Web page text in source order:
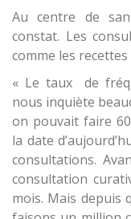
Au centre de
constat. Les
comme les
« Le taux de
nous inquiète
on pouvait faire
la date
consultations.
consultation
mois. Mais depuis